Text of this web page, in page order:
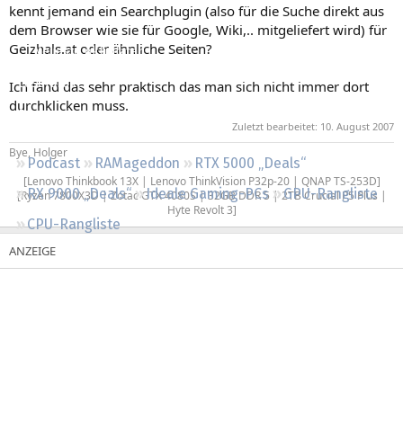
Neue Beiträge
Neueste Aktivitäten
Leserartikel
Regeln
Podcast RAMageddon
RTX 5000 „Deals“
RX 9000 „Deals“
Ideale Gaming-PCs
GPU-Rangliste
CPU-Rangliste
kennt jemand ein Searchplugin (also für die Suche direkt aus
dem Browser wie sie für Google, Wiki,.. mitgeliefert wird) für
Geizhals.at oder ähnliche Seiten?
Ich fänd das sehr praktisch das man sich nicht immer dort
durchklicken muss.
Zuletzt bearbeitet: 10. August 2007
Bye, Holger
[Lenovo Thinkbook 13X | Lenovo ThinkVision P32p-20 | QNAP TS-253D]
[Ryzen 7800X3D | Zotac GTX 4080S | 32GB DDR 5 | 2TB Crucial P5 Plus |
Hyte Revolt 3]​